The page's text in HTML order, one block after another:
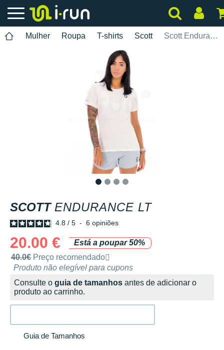
Mulher Roupa T-shirts Scott Scott Endurance LT
SCOTT ENDURANCE LT
4.8 / 5 - 6 opiniões
20.00 €
Está a poupar 50%
Preço de venda recomendado pela marca
40.0€ Preço recomendado
Produto não elegível para cupons
Consulte o guia de tamanhos antes de adicionar o
produto ao carrinho.
Guia de Tamanhos